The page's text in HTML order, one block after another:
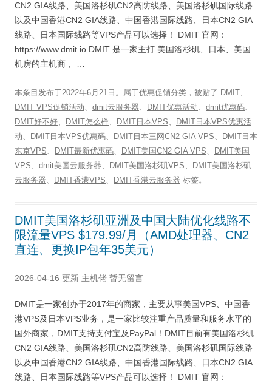
CN2 GIA线路、美国洛杉矶CN2高防线路、美国洛杉矶国际线路
以及中国香港CN2 GIA线路、中国香港国际线路、日本CN2 GIA
线路、日本国际线路等VPS产品可以选择！ DMIT 官网：
https://www.dmit.io DMIT 是一家主打 美国洛杉矶、日本、美国
机房的主机商， …
本条目发布于2022年6月21日 。属于优惠促销分类，被贴了 DMIT、
DMIT VPS促销活动、 dmit云服务器、 DMIT优惠活动、 dmit优惠码、
DMIT好不好、 DMIT怎么样、 DMIT日本VPS、
DMIT日本VPS优惠活
动、 DMIT日本VPS优惠码、 DMIT日本三网CN2 GIA VPS、
DMIT日本
东京VPS、 DMIT最新优惠码、 DMIT美国CN2 GIA VPS、
DMIT美国
VPS、 dmit美国云服务器、 DMIT美国洛杉矶VPS、
DMIT美国洛杉矶
云服务器、 DMIT香港VPS、 DMIT香港云服务器 标签。
DMIT美国洛杉矶亚洲及中国大陆优化线路不
限流量VPS $179.99/月（AMD处理器、CN2
直连、更换IP包年35美元）
2026-04-16 更新 主机佬 暂无留言
DMIT是一家创办于2017年的商家，主要从事美国VPS、中国香
港VPS及日本VPS业务，是一家比较注重产品质量和服务水平的
国外商家，DMIT支持支付宝及PayPal！DMIT目前有美国洛杉矶
CN2 GIA线路、美国洛杉矶CN2高防线路、美国洛杉矶国际线路
以及中国香港CN2 GIA线路、中国香港国际线路、日本CN2 GIA
线路、日本国际线路等VPS产品可以选择！ DMIT 官网：